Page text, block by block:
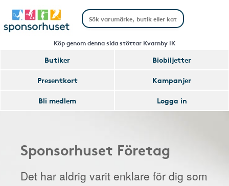
Köp genom denna sida stöttar Kvarnby IK
Butiker
Biobiljetter
Presentkort
Kampanjer
Bli medlem
Logga in
Sponsorhuset Företag
Det har aldrig varit enklare för dig som